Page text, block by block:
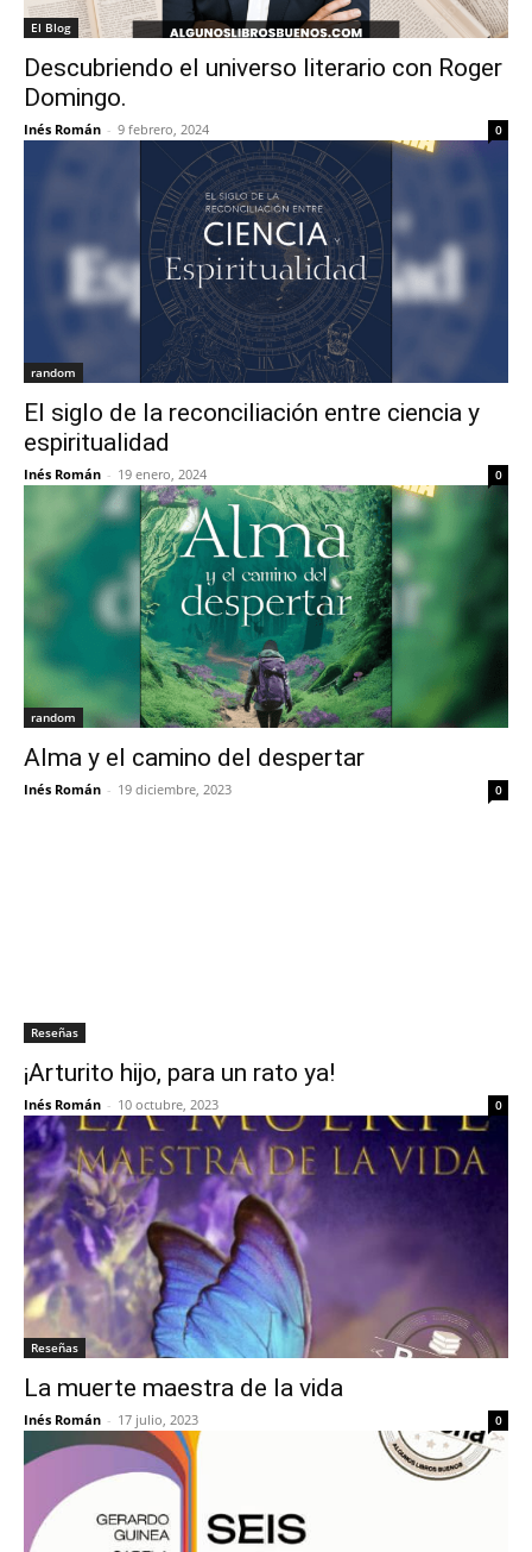
El Blog
Descubriendo el universo literario con Roger
Domingo.
Inés Román - 9 febrero, 2024 0
random
El siglo de la reconciliación entre ciencia y
espiritualidad
Inés Román - 19 enero, 2024 0
random
Alma y el camino del despertar
Inés Román - 19 diciembre, 2023 0
Reseñas
¡Arturito hijo, para un rato ya!
Inés Román - 10 octubre, 2023 0
Reseñas
La muerte maestra de la vida
Inés Román - 17 julio, 2023 0